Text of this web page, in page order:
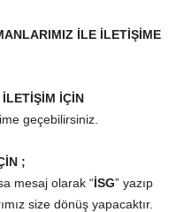
İLE İLETİŞİME
İÇİN
geçebilirsiniz.
;
mesaj olarak “İSG” yazıp
size dönüş yapacaktır.